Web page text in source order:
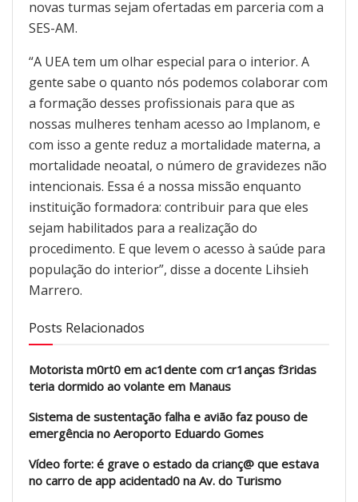
novas turmas sejam ofertadas em parceria com a
SES-AM.
“A UEA tem um olhar especial para o interior. A
gente sabe o quanto nós podemos colaborar com
a formação desses profissionais para que as
nossas mulheres tenham acesso ao Implanom, e
com isso a gente reduz a mortalidade materna, a
mortalidade neoatal, o número de gravidezes não
intencionais. Essa é a nossa missão enquanto
instituição formadora: contribuir para que eles
sejam habilitados para a realização do
procedimento. E que levem o acesso à saúde para
população do interior”, disse a docente Lihsieh
Marrero.
Posts Relacionados
Motorista m0rt0 em ac1dente com cr1anças f3ridas
teria dormido ao volante em Manaus
Sistema de sustentação falha e avião faz pouso de
emergência no Aeroporto Eduardo Gomes
Vídeo forte: é grave o estado da crianç@ que estava
no carro de app acidentad0 na Av. do Turismo